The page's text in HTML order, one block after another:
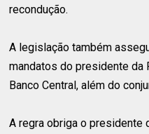
recondução.
A legislação também
mandatos do presidente da
Banco Central, além do
A regra obriga o presidente